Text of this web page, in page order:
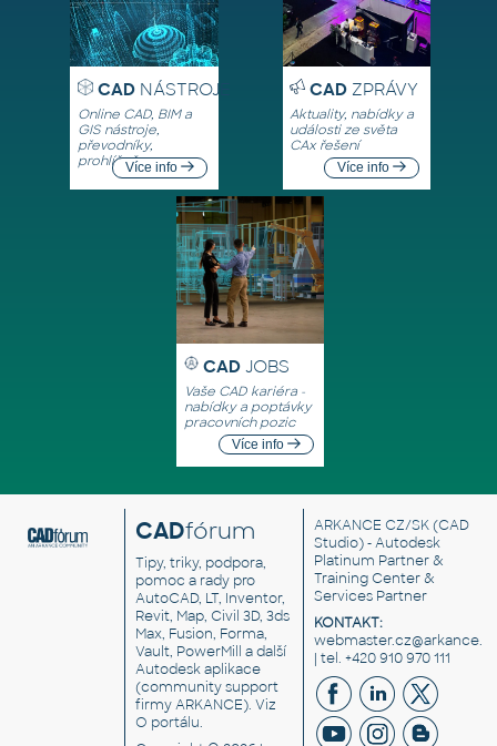
CADNÁSTROJE
Online CAD, BIM a
GIS nástroje,
převodníky,
prohlížečeVíce info
CADZPRÁVY
Aktuality, nabídky a
události ze světa
CAx řešení
Více info
CAD JOBS
Vaše CAD kariéra -
nabídky a poptávky
pracovních pozic
Více info
CADfórum
Tipy, triky, podpora,
pomoc a rady pro
AutoCAD, LT, Inventor,
Revit, Map, Civil 3D, 3ds
Max, Fusion, Forma,
Vault, PowerMill a další
Autodesk aplikace
(community support
firmy ARKANCE). Viz
O portálu.
ARKANCE CZ/SK(CAD
Studio) - Autodesk
Platinum Partner &
Training Center &
Services Partner
KONTAKT:
| tel. +420 910 970 111